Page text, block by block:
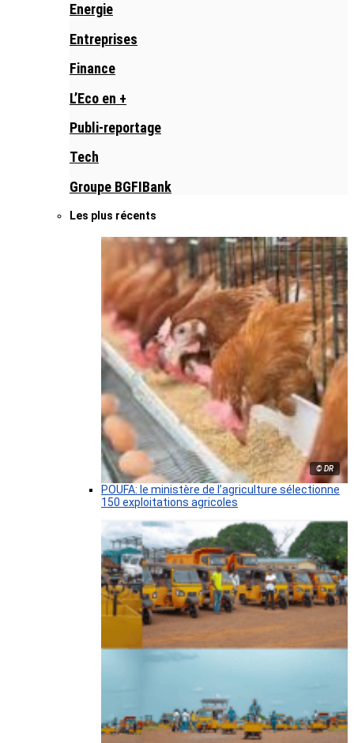
Energie
Entreprises
Finance
L’Eco en +
Publi-reportage
Tech
Groupe BGFIBank
Les plus récents
© DR
POUFA: le ministère de l’agriculture sélectionne
150 exploitations agricoles